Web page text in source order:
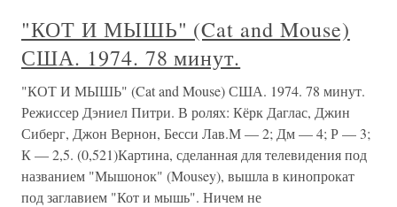
"КОТ И МЫШЬ" (Cat and Mouse)
США. 1974. 78 минут.
"КОТ И МЫШЬ" (Cat and Mouse) США. 1974. 78 минут.
Режиссер Дэниел Питри. В ролях: Кёрк Даглас, Джин
Сиберг, Джон Вернон, Бесси Лав.М — 2; Дм — 4; Р — 3;
К — 2,5. (0,521)Картина, сделанная для телевидения под
названием "Мышонок" (Mousey), вышла в кинопрокат
под заглавием "Кот и мышь". Ничем не